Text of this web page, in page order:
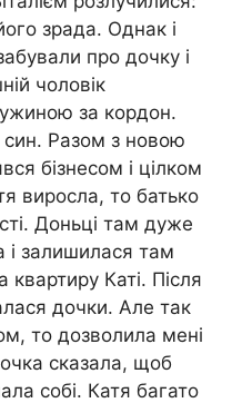
зрада. Однак і
про дочку і
чоловік
за кордон.
Разом з новою
бізнесом і цілком
виросла, то батько
Доньці там дуже
і залишилася там
квартиру Каті. Після
дочки. Але так
то дозволила мені
сказала, щоб
собі. Катя багато